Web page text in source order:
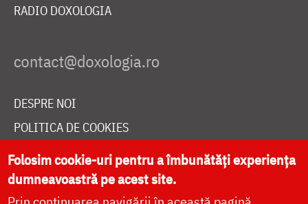
RADIO DOXOLOGIA
DESPRE NOI
POLITICA DE COOKIES
DONEAZĂ ONLINE PENTRU CATEDRALA NAȚIONALĂ
Folosim cookie-uri pentru a îmbunătăți experiența
dumneavoastră pe acest site.